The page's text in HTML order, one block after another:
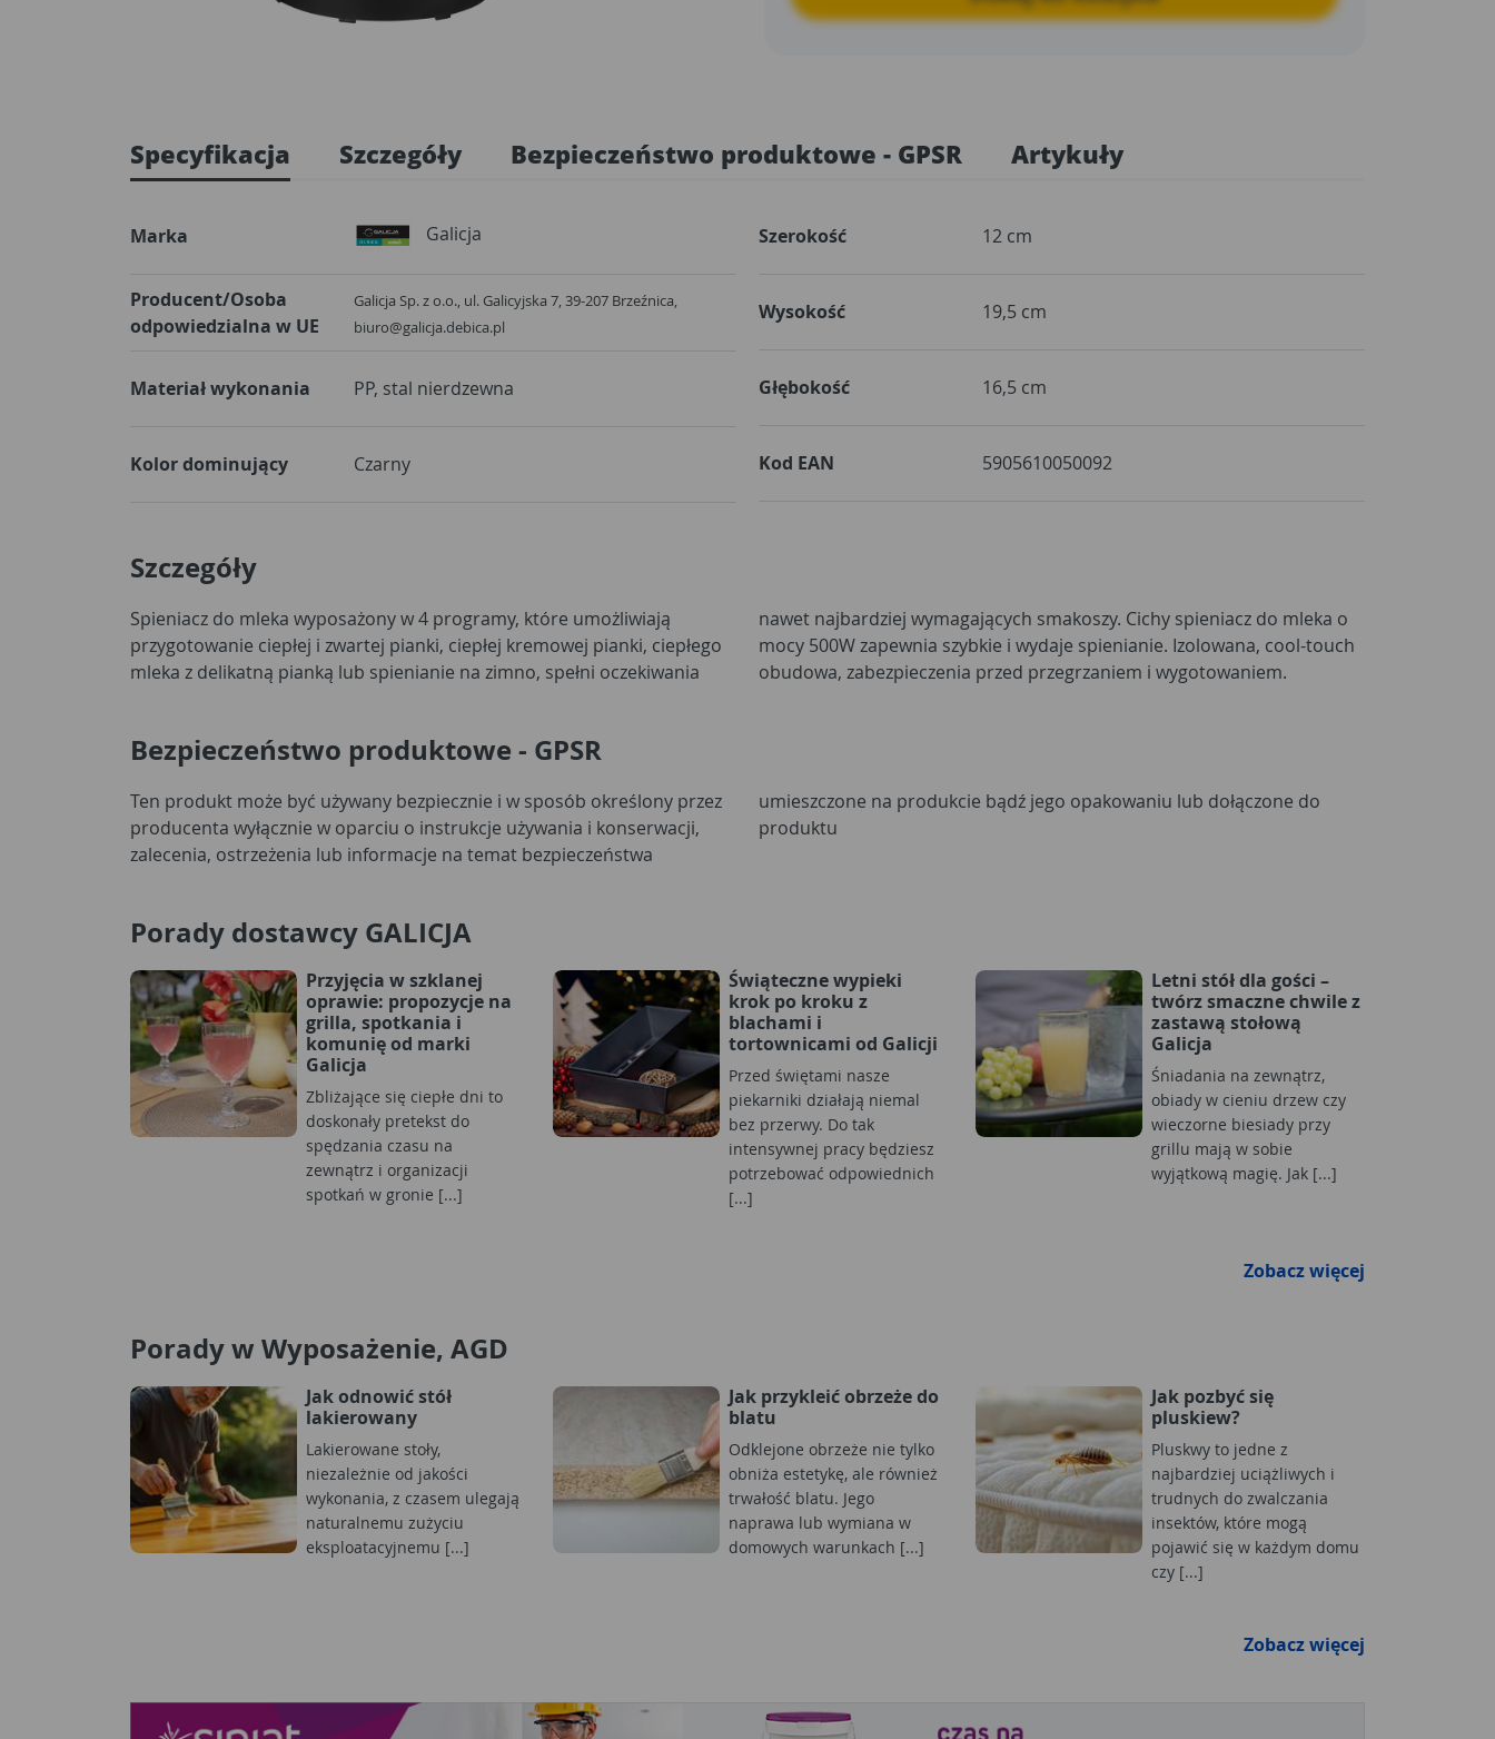
Specyfikacja Szczegóły Bezpieczeństwo produktowe - GPSR Artykuły
Marka Galicja
Producent/Osoba
odpowiedzialna w UE
Galicja Sp. z o.o., ul. Galicyjska 7, 39-207 Brzeźnica,
biuro@galicja.debica.pl
Materiał wykonania PP, stal nierdzewna
Kolor dominujący Czarny
Szerokość 12 cm
Wysokość 19,5 cm
Głębokość 16,5 cm
Kod EAN 5905610050092
Szczegóły
Spieniacz do mleka wyposażony w 4 programy, które umożliwiają
przygotowanie ciepłej i zwartej pianki, ciepłej kremowej pianki, ciepłego
mleka z delikatną pianką lub spienianie na zimno, spełni oczekiwania
nawet najbardziej wymagających smakoszy. Cichy spieniacz do mleka o
mocy 500W zapewnia szybkie i wydaje spienianie. Izolowana, cool-touch
obudowa, zabezpieczenia przed przegrzaniem i wygotowaniem.
Bezpieczeństwo produktowe - GPSR
Ten produkt może być używany bezpiecznie i w sposób określony przez
producenta wyłącznie w oparciu o instrukcje używania i konserwacji,
zalecenia, ostrzeżenia lub informacje na temat bezpieczeństwa
umieszczone na produkcie bądź jego opakowaniu lub dołączone do
produktu
Porady dostawcy GALICJA
Przyjęcia w szklanej
oprawie: propozycje na
grilla, spotkania i
komunię od marki
Galicja
Zbliżające się ciepłe dni to
doskonały pretekst do
spędzania czasu na
zewnątrz i organizacji
spotkań w gronie [...]
Świąteczne wypieki
krok po kroku z
blachami i
tortownicami od Galicji
Przed świętami nasze
piekarniki działają niemal
bez przerwy. Do tak
intensywnej pracy będziesz
potrzebować odpowiednich
[...]
Letni stół dla gości –
twórz smaczne chwile z
zastawą stołową
Galicja
Śniadania na zewnątrz,
obiady w cieniu drzew czy
wieczorne biesiady przy
grillu mają w sobie
wyjątkową magię. Jak [...]
Zobacz więcej
Porady w Wyposażenie, AGD
Jak odnowić stół
lakierowany
Lakierowane stoły,
niezależnie od jakości
wykonania, z czasem ulegają
naturalnemu zużyciu
eksploatacyjnemu [...]
Jak przykleić obrzeże do
blatu
Odklejone obrzeże nie tylko
obniża estetykę, ale również
trwałość blatu. Jego
naprawa lub wymiana w
domowych warunkach [...]
Jak pozbyć się
pluskiew?
Pluskwy to jedne z
najbardziej uciążliwych i
trudnych do zwalczania
insektów, które mogą
pojawić się w każdym domu
czy [...]
Zobacz więcej